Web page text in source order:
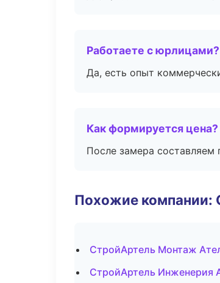
Работаете с юрлицами?
Да, есть опыт
Как формируется цена?
После замера
Похожие компании:
СтройАртель Монтаж
СтройАртель Инженерия